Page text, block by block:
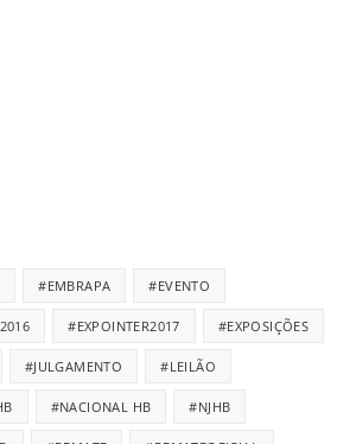
#EMBRAPA #EVENTO
#EXPOINTER2017 #EXPOSIÇÕES
#JULGAMENTO #LEILÃO
#NACIONAL HB #NJHB